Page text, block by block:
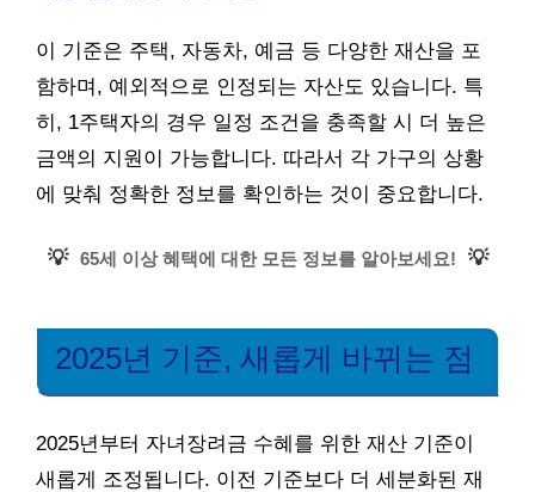
이 기준은 주택, 자동차, 예금 등 다양한 재산을 포
함하며, 예외적으로 인정되는 자산도 있습니다. 특
히, 1주택자의 경우 일정 조건을 충족할 시 더 높은
금액의 지원이 가능합니다. 따라서 각 가구의 상황
에 맞춰 정확한 정보를 확인하는 것이 중요합니다.
💡 65세 이상 혜택에 대한 모든 정보를 알아보세요! 💡
2025년 기준, 새롭게 바뀌는 점
2025년부터 자녀장려금 수혜를 위한 재산 기준이
새롭게 조정됩니다. 이전 기준보다 더 세분화된 재